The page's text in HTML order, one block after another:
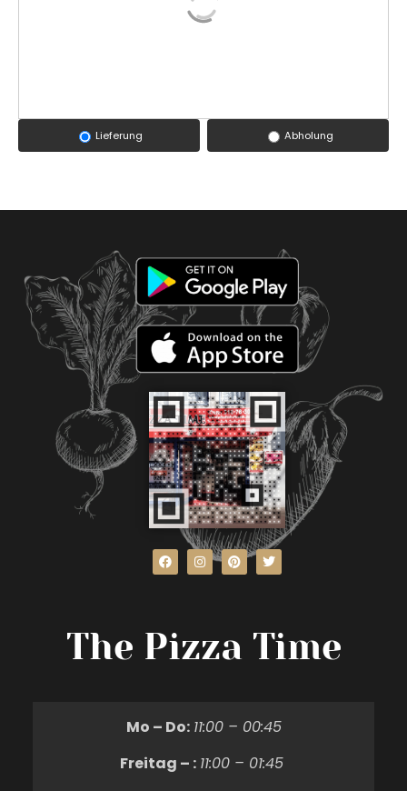
Lieferung Abholung
The Pizza Time
Mo – Do: 11:00 – 00:45
Freitag – : 11:00 – 01:45